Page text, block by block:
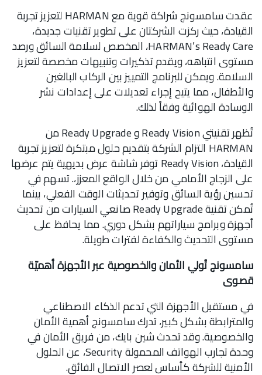
عقدت سامسونج شراكة قوية مع HARMAN لتعزيز تجربة
القيادة، حيث ركزت الشركتان على تطوير تقنيات جديدة،
HARMAN’s Ready Care، المخصص لسلامة السائق ورصد
مستوى انتباهه، ويقدم تذكيرات وتنبيهات مخصصة لتعزيز
السلامة. ويمكن للبرنامج التمييز بين الركاب البالغين
والأطفال، مما يتيح إجراء تعديلات على إعدادات نشر
الوسادة الهوائية وفقاً لذلك.
تُظهر تقنيتي Ready Vision و Ready Upgrade من
HARMAN التزام الشركة بتقديم حلول مبتكرة لتعزيز تجربة
القيادة، Ready Vision توفر شاشة عرض بديهية يتم عرضها
على الزجاج الأمامي من خلال الواقع المعزز،. تسهم في
تحسين رؤية السائق وتوفير تحديثات الوقت الفعلي، بينما
تُمكن تقنية Ready Upgrade صانعي السيارات من تحديث
أجهزة وبرامج سياراتهم بشكل دوري. مما يحافظ على
مستوى التحديث والكفاءة لفترات طويلة.
سامسونج تُولي الأمان والخصوصية عبر الأجهزة أهميّة
قصوى
في مستقبل الأجهزة التي تدعم الذكاء الاصطناعي
والمترابطة بشكل كبير، تدرك سامسونج أهمية الأمان
والخصوصية. وقد تحدث شين بايك، من فريق الأمان في
وحدة تجارب الهواتف المحمولة Security، عن الحلول
الأمنية للشركة كأساس لعصر الاتصال الفائق.